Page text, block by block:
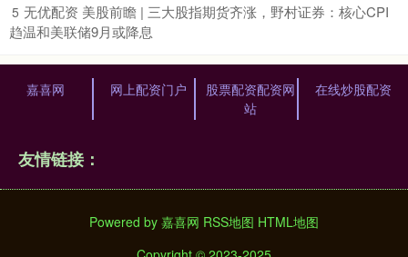
5 ​无优配资 美股前瞻 | 三大股指期货齐涨，野村证券：核心CPI
趋温和美联储9月或降息
嘉喜网 网上配资门户
股票配资配资网
站
在线炒股配资
友情链接：
Powered by 嘉喜网 RSS地图 HTML地图